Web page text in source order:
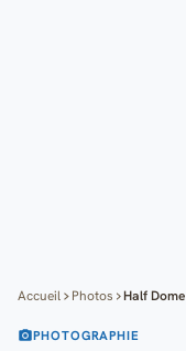
Accueil Photos Half Dome
PHOTOGRAPHIE